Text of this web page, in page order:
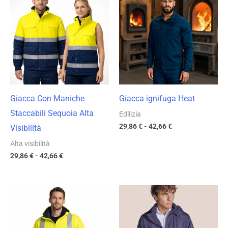
Giacca Con Maniche
Staccabili Sequoia Alta
Visibilità
Alta visibilità
29,86€- 42,66€
prezzo:
29,86 €
a
42,66 €
Giacca ignifuga Heat
Edilizia
29,86€- 42,66€
prezzo:
da
29,86 €
42,66 €
Fascia
di
prezzo:
da
20,37 €
Fascia
di
prezzo:
da
20,73 €